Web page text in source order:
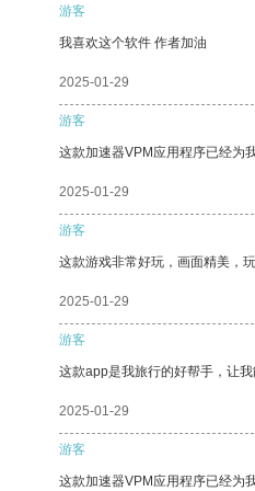
游客
我喜欢这个软件 作者加油
2025-01-29
游客
这款加速器VPM应用程序已经为
2025-01-29
游客
这款游戏非常好玩，画面精美，玩
2025-01-29
游客
这款app是我旅行的好帮手，让
2025-01-29
游客
这款加速器VPM应用程序已经为